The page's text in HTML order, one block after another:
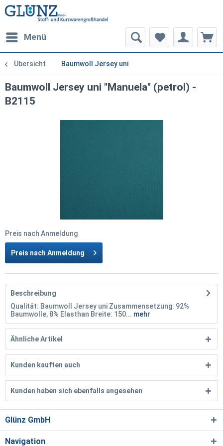
Menü
Übersicht Baumwoll Jersey uni
Baumwoll Jersey uni "Manuela" (petrol) -
B2115
Preis nach Anmeldung
Preis nach Anmeldung
Beschreibung
Qualität: Baumwoll Jersey uni Zusammensetzung: 92%
Baumwolle, 8% Elasthan Breite: 150... mehr
Ähnliche Artikel
Kunden kauften auch
Kunden haben sich ebenfalls angesehen
Glünz GmbH
Navigation